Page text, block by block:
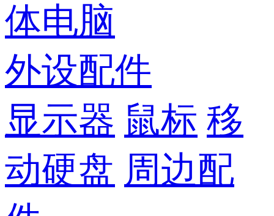
体电脑
外设配件
显示器 鼠标 移
动硬盘 周边配